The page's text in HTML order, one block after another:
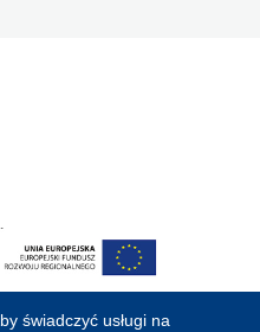
świadczyć usługi na